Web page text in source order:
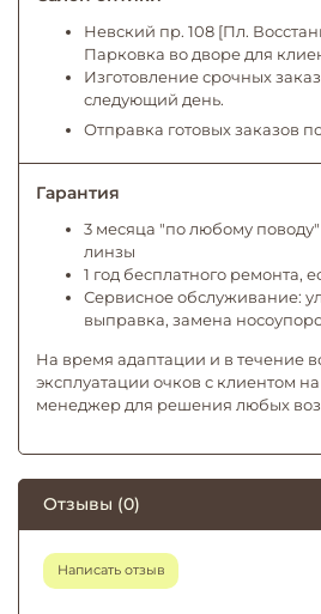
Невский пр. 108 [Пл.
Парковка во дворе для
Изготовление срочных
следующий день.
Отправка готовых заказов
Гарантия
3 месяца "по любому поводу"
линзы
1 год бесплатного ремонта,
Сервисное обслуживание:
выправка, замена
На время адаптации и в течение
эксплуатации очков с клиентом
менеджер для решения любых
Отзывы (0)
Написать отзыв